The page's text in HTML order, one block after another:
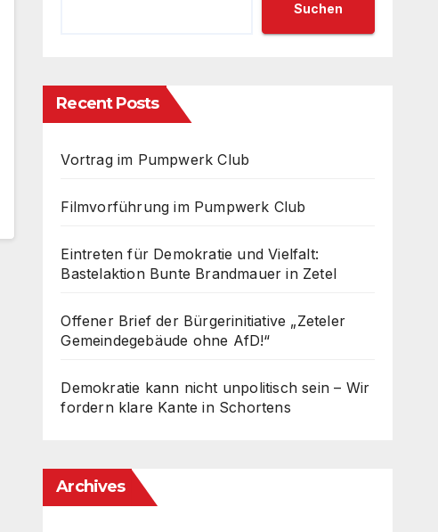
Suchen
Recent Posts
Vortrag im Pumpwerk Club
Filmvorführung im Pumpwerk Club
Eintreten für Demokratie und Vielfalt:
Bastelaktion Bunte Brandmauer in Zetel
Offener Brief der Bürgerinitiative „Zeteler
Gemeindegebäude ohne AfD!“
Demokratie kann nicht unpolitisch sein – Wir
fordern klare Kante in Schortens
Archives